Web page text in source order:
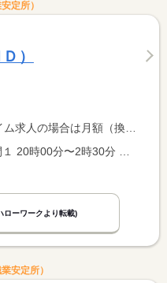
定所）
）
パート求人の場合は時間額を表示しています。
ローワークより転載)
安定所）